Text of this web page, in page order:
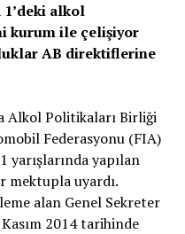
alkol
kurum ile çelişiyor
AB direktiflerine
Alkol Politikaları Birliği
Federasyonu (FIA)
yarışlarında yapılan
mektupla uyardı.
alan Genel Sekreter
2014 tarihinde